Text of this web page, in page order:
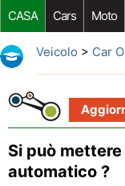
CASA Cars Moto
Riparazione Auto
Veicolo > Car
Si può
automatico ?